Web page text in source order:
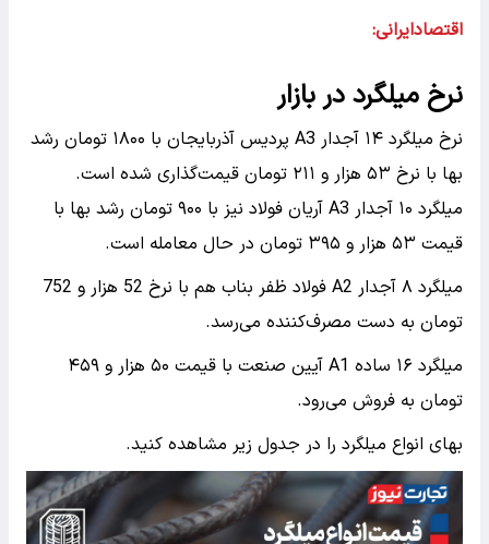
اقتصادایرانی:
نرخ میلگرد در بازار
نرخ میلگرد ۱۴ آجدار A3 پردیس آذربایجان با ۱۸۰۰ تومان رشد
بها با نرخ ۵۳ هزار و ۲۱۱ تومان قیمت‌گذاری شده است.
میلگرد ۱۰ آجدار A3 آریان فولاد نیز با ۹۰۰ تومان رشد بها با
قیمت ۵۳ هزار و ۳۹۵ تومان در حال معامله است.
میلگرد ۸ آجدار A2 فولاد ظفر بناب هم با نرخ 52 هزار و 752
تومان به دست مصرف‌کننده می‌‌رسد.
میلگرد ۱۶ ساده A1 آیین صنعت با قیمت ۵۰ هزار و ۴۵۹
تومان به فروش می‌رود.
بهای انواع میلگرد را در جدول زیر مشاهده کنید.